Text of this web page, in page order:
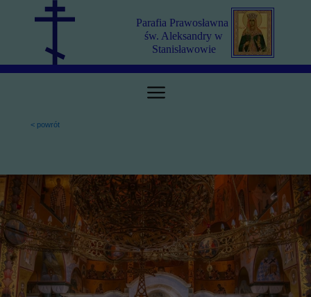
< powrót
Parafia Prawosławna
św. Aleksandry w
Stanisławowie